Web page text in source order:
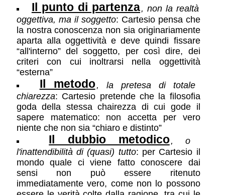
Il punto di partenza, non la realtà
oggettiva, ma il soggetto: Cartesio pensa che
la nostra conoscenza non sia originariamente
aparta alla oggettività e deve quindi fissare
“all'interno” del soggetto, per così dire, dei
criteri con cui inoltrarsi nella oggettività
“esterna”
Il metodo, la pretesa di totale
chiarezza: Cartesio pretende che la filosofia
goda della stessa chairezza di cui gode il
sapere matematico: non accetta per vero
niente che non sia “chiaro e distinto”
Il dubbio metodico, o
l'inattendibilità di (quasi) tutto: per Cartesio il
mondo quale ci viene fatto conoscere dai
sensi non può essere ritenuto
immediatamente vero, come non lo possono